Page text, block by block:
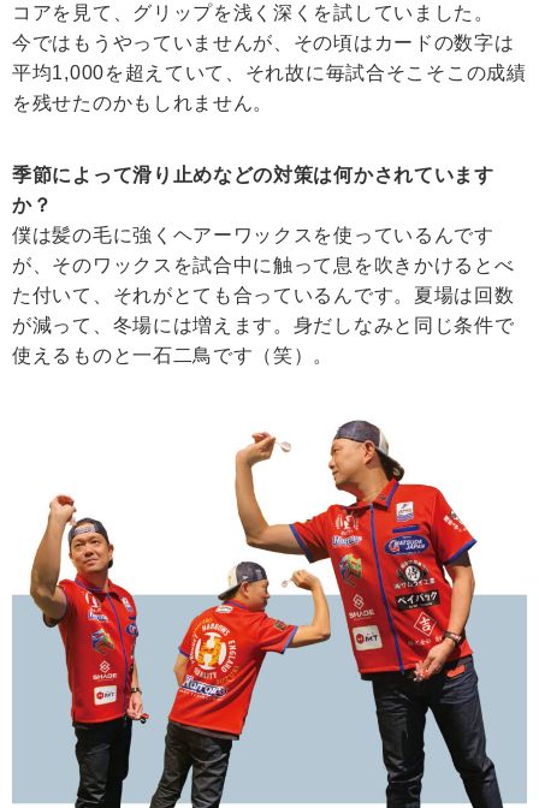
コアを見て、グリップを浅く深くを試していました。
今ではもうやっていませんが、その頃はカードの数字は
平均1,000を超えていて、それ故に毎試合そこそこの成績
を残せたのかもしれません。
季節によって滑り止めなどの対策は何かされています
か？
僕は髪の毛に強くヘアーワックスを使っているんです
が、そのワックスを試合中に触って息を吹きかけるとべ
た付いて、それがとても合っているんです。夏場は回数
が減って、冬場には増えます。身だしなみと同じ条件で
使えるものと一石二鳥です（笑）。